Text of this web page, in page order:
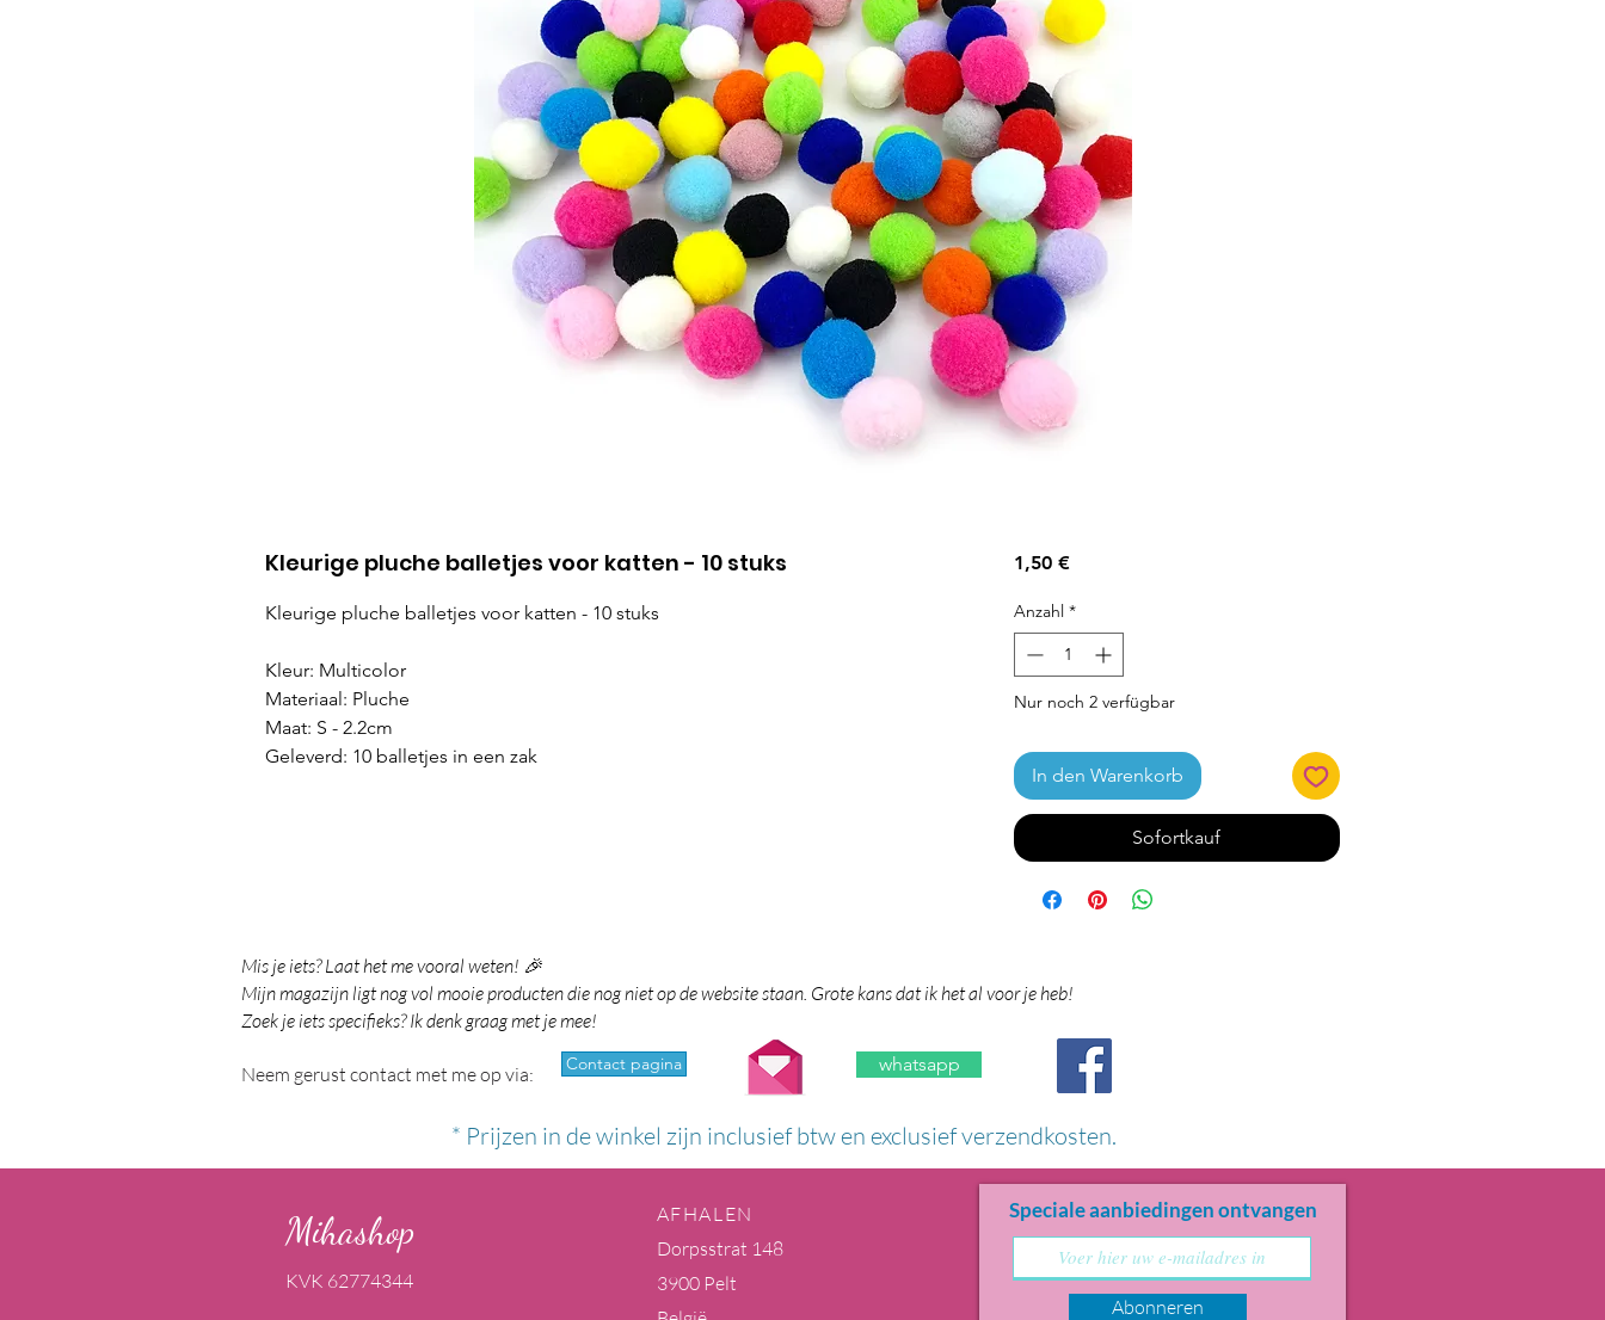
Kleurige pluche balletjes voor katten - 10 stuks
Kleurige pluche balletjes voor katten - 10 stuks
Kleur: Multicolor
Materiaal: Pluche
Maat: S - 2.2cm
Geleverd: 10 balletjes in een zak
1,50 €Preis
Anzahl *
Nur noch 2 verfügbar
In den Warenkorb
Sofortkauf
Mis je iets? Laat het me vooral weten! 🎉
Mijn magazijn ligt nog vol mooie producten die nog niet op de website staan. Grote kans dat ik het al voor je heb!
Zoek je iets specifieks? Ik denk graag met je mee!
Neem gerust contact met me op via: Contact pagina whatsapp
* Prijzen in de winkel zijn inclusief btw en exclusief verzendkosten.
Mihashop
KVK 62774344
AFHALEN
Dorpsstrat 148
3900 Pelt
Speciale aanbiedingen ontvangen
Abonneren